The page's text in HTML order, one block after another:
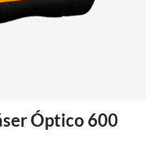
Óptico 600